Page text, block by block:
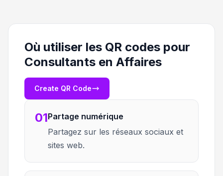
Où utiliser les QR codes pour
Consultants en Affaires
Create QR Code
01Partage numérique
Partagez sur les réseaux sociaux et
sites web.